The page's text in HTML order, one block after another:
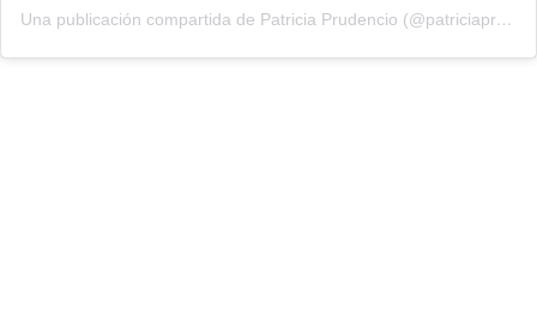
Una publicación compartida de Patricia Prudencio (@patriciaprudencio98)